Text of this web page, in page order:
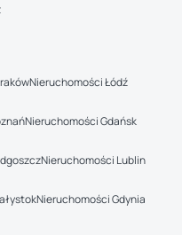
Nieruchomości Łódź
Nieruchomości Gdańsk
Nieruchomości Lublin
Nieruchomości Gdynia